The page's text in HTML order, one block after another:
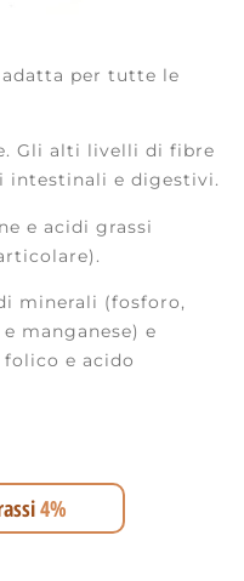
per tutte le
Gli alti livelli di fibre
intestinali e digestivi.
e acidi grassi
minerali (fosforo,
manganese) e
e acido
4%